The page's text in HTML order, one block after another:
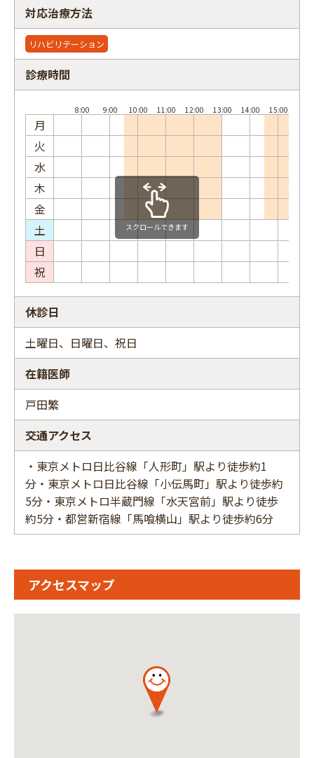
対応治療方法
リハビリテーション
診療時間
月
火
水
木
金
土
日
祝
スクロールできます
休診日
土曜日、日曜日、祝日
在籍医師
戸田繁
交通アクセス
・東京メトロ日比谷線「人形町」駅より徒歩約1
分・東京メトロ日比谷線「小伝馬町」駅より徒歩約
5分・東京メトロ半蔵門線「水天宮前」駅より徒歩
約5分・都営新宿線「馬喰横山」駅より徒歩約6分
アクセスマップ